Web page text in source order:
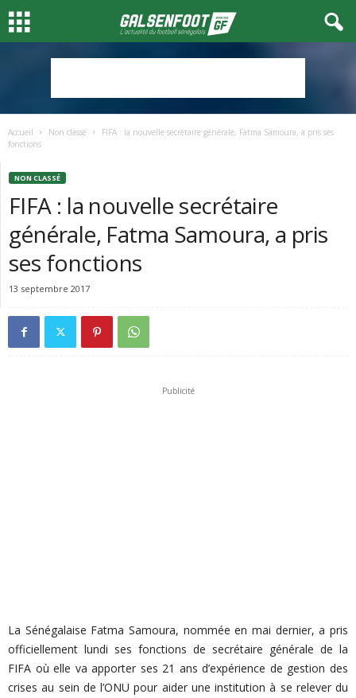
Accueil Non classé
FIFA : la nouvelle secrétaire générale, Fatma Samoura, a pris ses
fonctions
NON CLASSÉ
FIFA : la nouvelle secrétaire
générale, Fatma Samoura, a pris
ses fonctions
13 septembre 2017
Publicité
La Sénégalaise Fatma Samoura, nommée en mai dernier, a pris
officiellement lundi ses fonctions de secrétaire générale de la
FIFA où elle va apporter ses 21 ans d’expérience de gestion des
crises au sein de l’ONU pour aider une institution à se relever du